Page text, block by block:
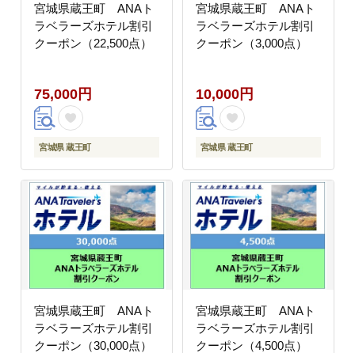
宮城県蔵王町 ANAト
ラベラーズホテル割引
クーポン（22,500点）
75,000円
宮城県 蔵王町
宮城県蔵王町 ANAト
ラベラーズホテル割引
クーポン（3,000点）
10,000円
宮城県 蔵王町
宮城県蔵王町 ANAト
ラベラーズホテル割引
クーポン（30,000点）
宮城県蔵王町 ANAト
ラベラーズホテル割引
クーポン（4,500点）